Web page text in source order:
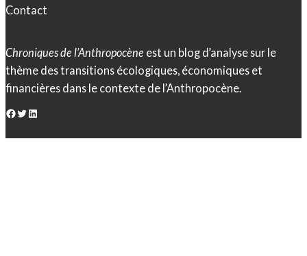
Contact
Chroniques de l’Anthropocène est un blog d’analyse sur le
thème des transitions écologiques, économiques et
financières dans le contexte de l’Anthropocène.
Facebook Twitter LinkedIn